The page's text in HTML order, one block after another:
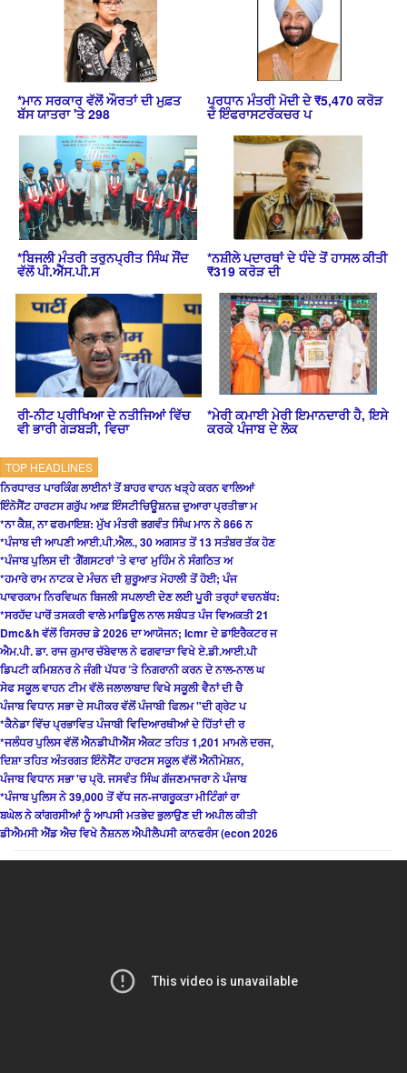
*ਮਾਨ ਸਰਕਾਰ ਵੱਲੋਂ ਔਰਤਾਂ ਦੀ ਮੁਫ਼ਤ
ਬੱਸ ਯਾਤਰਾ 'ਤੇ 298
ਪ੍ਰਧਾਨ ਮੰਤਰੀ ਮੋਦੀ ਦੇ ₹5,470 ਕਰੋੜ
ਦੇ ਇੰਫਰਾਸਟਰੱਕਚਰ ਪ
*ਬਿਜਲੀ ਮੰਤਰੀ ਤਰੁਨਪ੍ਰੀਤ ਸਿੰਘ ਸੌਂਦ
ਵੱਲੋਂ ਪੀ.ਐੱਸ.ਪੀ.ਸ
*ਨਸ਼ੀਲੇ ਪਦਾਰਥਾਂ ਦੇ ਧੰਦੇ ਤੋਂ ਹਾਸਲ ਕੀਤੀ
₹319 ਕਰੋੜ ਦੀ
ਰੀ-ਨੀਟ ਪ੍ਰੀਖਿਆ ਦੇ ਨਤੀਜਿਆਂ ਵਿੱਚ
ਵੀ ਭਾਰੀ ਗੜਬੜੀ, ਵਿਚਾ
*ਮੇਰੀ ਕਮਾਈ ਮੇਰੀ ਇਮਾਨਦਾਰੀ ਹੈ, ਇਸੇ
ਕਰਕੇ ਪੰਜਾਬ ਦੇ ਲੋਕ
TOP HEADLINES
ਨਿਰਧਾਰਤ ਪਾਰਕਿੰਗ ਲਾਈਨਾਂ ਤੋਂ ਬਾਹਰ ਵਾਹਨ ਖੜ੍ਹੇ ਕਰਨ ਵਾਲਿਆਂ
ਇੰਨੋਸੈਂਟ ਹਾਰਟਸ ਗਰੁੱਪ ਆਫ਼ ਇੰਸਟੀਚਿਊਸ਼ਨਜ਼ ਦੁਆਰਾ ਪ੍ਰਤੀਭਾ ਮ
*ਨਾ ਕੈਸ਼, ਨਾ ਫਰਮਾਇਸ਼: ਮੁੱਖ ਮੰਤਰੀ ਭਗਵੰਤ ਸਿੰਘ ਮਾਨ ਨੇ 866 ਨ
*ਪੰਜਾਬ ਦੀ ਆਪਣੀ ਆਈ.ਪੀ.ਐਲ., 30 ਅਗਸਤ ਤੋਂ 13 ਸਤੰਬਰ ਤੱਕ ਹੋਣ
*ਪੰਜਾਬ ਪੁਲਿਸ ਦੀ ‘ਗੈਂਗਸਟਰਾਂ ’ਤੇ ਵਾਰ’ ਮੁਹਿੰਮ ਨੇ ਸੰਗਠਿਤ ਅ
*ਹਮਾਰੇ ਰਾਮ ਨਾਟਕ ਦੇ ਮੰਚਨ ਦੀ ਸ਼ੁਰੂਆਤ ਮੋਹਾਲੀ ਤੋਂ ਹੋਈ; ਪੰਜ
ਪਾਵਰਕਾਮ ਨਿਰਵਿਘਨ ਬਿਜਲੀ ਸਪਲਾਈ ਦੇਣ ਲਈ ਪੂਰੀ ਤਰ੍ਹਾਂ ਵਚਨਬੱਧ:
*ਸਰਹੱਦ ਪਾਰੋਂ ਤਸਕਰੀ ਵਾਲੇ ਮਾਡਿਊਲ ਨਾਲ ਸਬੰਧਤ ਪੰਜ ਵਿਅਕਤੀ 21
Dmc&h ਵੱਲੋਂ ਰਿਸਰਚ ਡੇ 2026 ਦਾ ਆਯੋਜਨ; Icmr ਦੇ ਡਾਇਰੈਕਟਰ ਜ
ਐਮ.ਪੀ. ਡਾ. ਰਾਜ ਕੁਮਾਰ ਚੱਬੇਵਾਲ ਨੇ ਫਗਵਾੜਾ ਵਿਖੇ ਏ.ਡੀ.ਆਈ.ਪੀ
ਡਿਪਟੀ ਕਮਿਸ਼ਨਰ ਨੇ ਜੰਗੀ ਪੱਧਰ ’ਤੇ ਨਿਗਰਾਨੀ ਕਰਨ ਦੇ ਨਾਲ-ਨਾਲ ਘ
ਸੇਫ ਸਕੂਲ ਵਾਹਨ ਟੀਮ ਵੱਲੋ ਜਲਾਲਾਬਾਦ ਵਿਖੇ ਸਕੂਲੀ ਵੈਨਾਂ ਦੀ ਚੈ
ਪੰਜਾਬ ਵਿਧਾਨ ਸਭਾ ਦੇ ਸਪੀਕਰ ਵੱਲੋਂ ਪੰਜਾਬੀ ਫਿਲਮ "ਦੀ ਗ੍ਰੇਟ ਪ
*ਕੈਨੇਡਾ ਵਿੱਚ ਪ੍ਰਭਾਵਿਤ ਪੰਜਾਬੀ ਵਿਦਿਆਰਥੀਆਂ ਦੇ ਹਿੱਤਾਂ ਦੀ ਰ
*ਜਲੰਧਰ ਪੁਲਿਸ ਵੱਲੋਂ ਐਨਡੀਪੀਐੱਸ ਐਕਟ ਤਹਿਤ 1,201 ਮਾਮਲੇ ਦਰਜ,
ਦਿਸ਼ਾ ਤਹਿਤ ਅੰਤਰਗਤ ਇੰਨੋਸੈਂਟ ਹਾਰਟਸ ਸਕੂਲ ਵੱਲੋਂ ਐਨੀਮੇਸ਼ਨ,
ਪੰਜਾਬ ਵਿਧਾਨ ਸਭਾ 'ਚ ਪ੍ਰੋ. ਜਸਵੰਤ ਸਿੰਘ ਗੱਜਣਮਾਜਰਾ ਨੇ ਪੰਜਾਬ
*ਪੰਜਾਬ ਪੁਲਿਸ ਨੇ 39,000 ਤੋਂ ਵੱਧ ਜਨ-ਜਾਗਰੂਕਤਾ ਮੀਟਿੰਗਾਂ ਰਾ
ਬਘੇਲ ਨੇ ਕਾਂਗਰਸੀਆਂ ਨੂੰ ਆਪਸੀ ਮਤਭੇਦ ਭੁਲਾਉਣ ਦੀ ਅਪੀਲ ਕੀਤੀ
ਡੀਐਮਸੀ ਐਂਡ ਐਚ ਵਿਖੇ ਨੈਸ਼ਨਲ ਐਪੀਲੈਪਸੀ ਕਾਨਫਰੰਸ (econ 2026